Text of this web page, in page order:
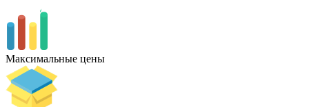
Максимальные цены